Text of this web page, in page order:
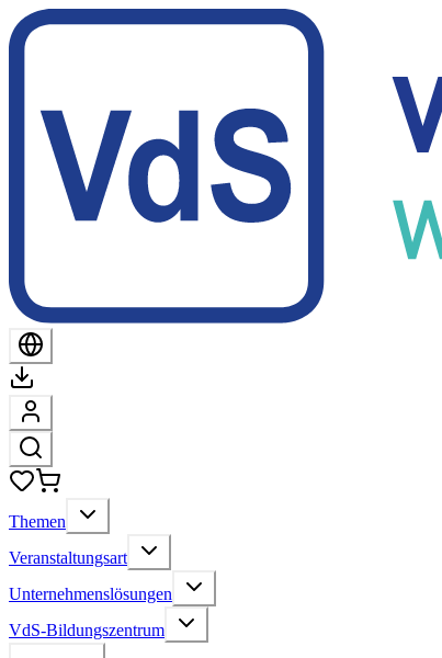
Themen
Veranstaltungsart
Unternehmenslösungen
VdS-Bildungszentrum